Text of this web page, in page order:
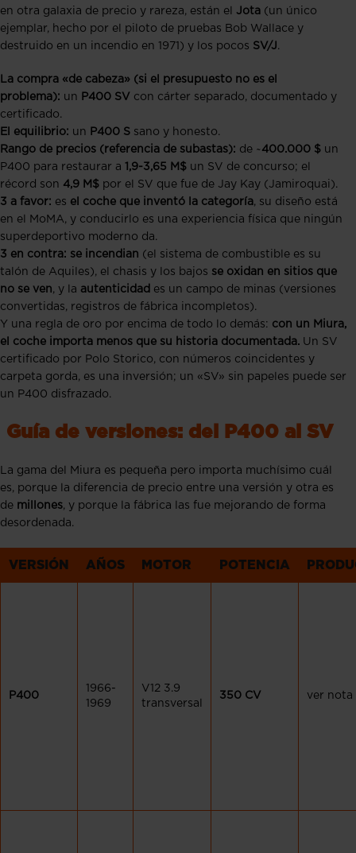
en otra galaxia de precio y rareza, están el Jota (un único
ejemplar, hecho por el piloto de pruebas Bob Wallace y
destruido en un incendio en 1971) y los pocos SV/J.
La compra «de cabeza» (si el presupuesto no es el
problema): un P400 SV con cárter separado, documentado y
certificado.
El equilibrio: un P400 S sano y honesto.
Rango de precios (referencia de subastas): de ~ 400.000 $ un
P400 para restaurar a 1,9-3,65 M$ un SV de concurso; el
récord son 4,9 M$ por el SV que fue de Jay Kay (Jamiroquai).
3 a favor: es el coche que inventó la categoría, su diseño está
en el MoMA, y conducirlo es una experiencia física que ningún
superdeportivo moderno da.
3 en contra: se incendian (el sistema de combustible es su
talón de Aquiles), el chasis y los bajos se oxidan en sitios que
no se ven, y la autenticidad es un campo de minas (versiones
convertidas, registros de fábrica incompletos).
Y una regla de oro por encima de todo lo demás: con un Miura,
el coche importa menos que su historia documentada. Un SV
certificado por Polo Storico, con números coincidentes y
carpeta gorda, es una inversión; un «SV» sin papeles puede ser
un P400 disfrazado.
Guía de versiones: del P400 al SV
La gama del Miura es pequeña pero importa muchísimo cuál
es, porque la diferencia de precio entre una versión y otra es
de millones, y porque la fábrica las fue mejorando de forma
desordenada.
VERSIÓN AÑOS MOTOR POTENCIA
P400
1966-
1969
V12 3.9
transversal
350 CV ver nota